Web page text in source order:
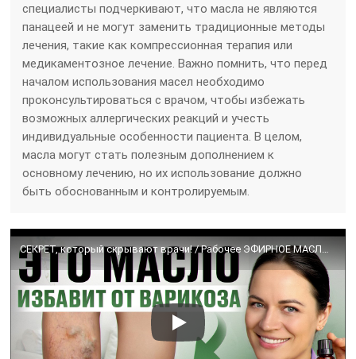
специалисты подчеркивают, что масла не являются
панацеей и не могут заменить традиционные методы
лечения, такие как компрессионная терапия или
медикаментозное лечение. Важно помнить, что перед
началом использования масел необходимо
проконсультироваться с врачом, чтобы избежать
возможных аллергических реакций и учесть
индивидуальные особенности пациента. В целом,
масла могут стать полезным дополнением к
основному лечению, но их использование должно
быть обоснованным и контролируемым.